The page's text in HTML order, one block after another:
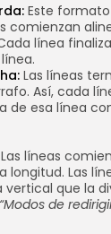
Este
comienzan
línea
Las líneas
Así, cada
de esa línea
Las líneas
longitud. Las
que la
“Modos de